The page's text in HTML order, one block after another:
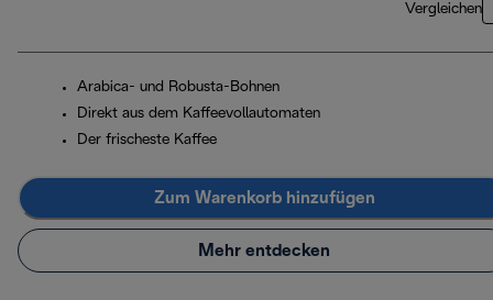
Vergleichen
Arabica- und Robusta-Bohnen
Direkt aus dem Kaffeevollautomaten
Der frischeste Kaffee
Zum Warenkorb hinzufügen
Mehr entdecken